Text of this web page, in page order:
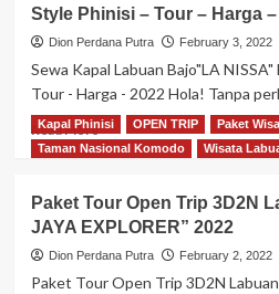
Style
Phinisi
Paket
Diving
–
Itinerary
–
Phinisi
Osiana
Alo
Trip
Labuan
Bajo
–
2022
Style Phinisi – Tour – Harga –
Dion Perdana Putra February 3, 2022
Sewa Kapal Labuan Bajo"LA
Tour - Harga - 2022 Hola! Tanpa
Read MoreRead
more
Kapal
Labuan
Bajo”LA
NISSA”
Kapal Phinisi OPEN TRIP
Paket
Taman Nasional Komodo
Wisata
Paket Tour Open Trip 3D2N
JAYA EXPLORER” 2022
Dion Perdana Putra February 2, 2022
Paket Tour Open Trip 3D2N